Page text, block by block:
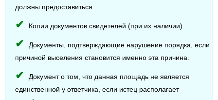
должны предоставиться.
Копии документов свидетелей (при их наличии).
Документы, подтверждающие нарушение порядка, если
причиной выселения становится именно эта причина.
Документ о том, что данная площадь не является
единственной у ответчика, если истец располагает